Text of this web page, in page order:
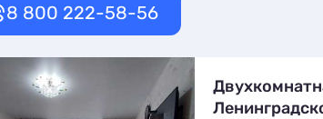
8 800 222-58-56